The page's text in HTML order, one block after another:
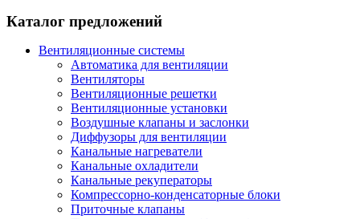
Каталог предложений
Вентиляционные системы
Автоматика для вентиляции
Вентиляторы
Вентиляционные решетки
Вентиляционные установки
Воздушные клапаны и заслонки
Диффузоры для вентиляции
Канальные нагреватели
Канальные охладители
Канальные рекуператоры
Компрессорно-конденсаторные блоки
Приточные клапаны